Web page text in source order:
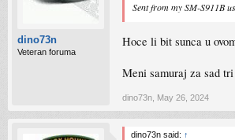
dino73n
Veteran foruma
Sent from my SM-S911B
Hoce li bit sunca u
Meni samuraj za sad
dino73n May 26, 2024
dino73n said: ↑